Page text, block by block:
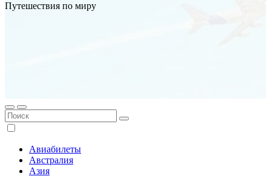
Путешествия по миру
Авиабилеты
Австралия
Азия